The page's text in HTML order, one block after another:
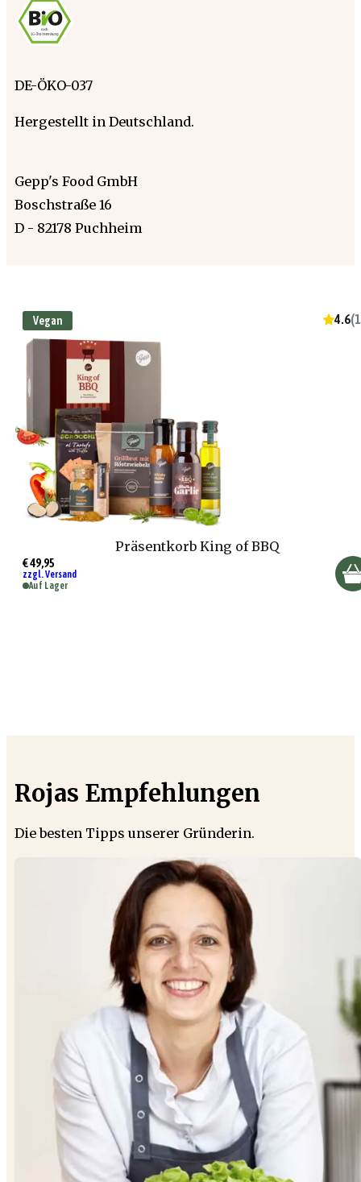
DE-ÖKO-037
Hergestellt in Deutschland.
Gepp's Food GmbH
Boschstraße 16
D - 82178 Puchheim
Vegan 4.6(
Präsentkorb King of BBQ
€ 49,95
zzgl. Versand
Auf Lager
Rojas Empfehlungen
Die besten Tipps unserer Gründerin.